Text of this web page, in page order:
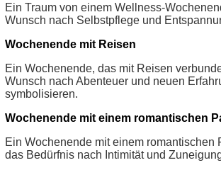
Ein Traum von einem Wellness-
Wunsch nach Selbstpflege und
Wochenende mit Reisen
Ein Wochenende, das mit Reisen
Wunsch nach Abenteuer und neuen
symbolisieren.
Wochenende mit einem romantischen
Ein Wochenende mit einem romantischen
das Bedürfnis nach Intimität und